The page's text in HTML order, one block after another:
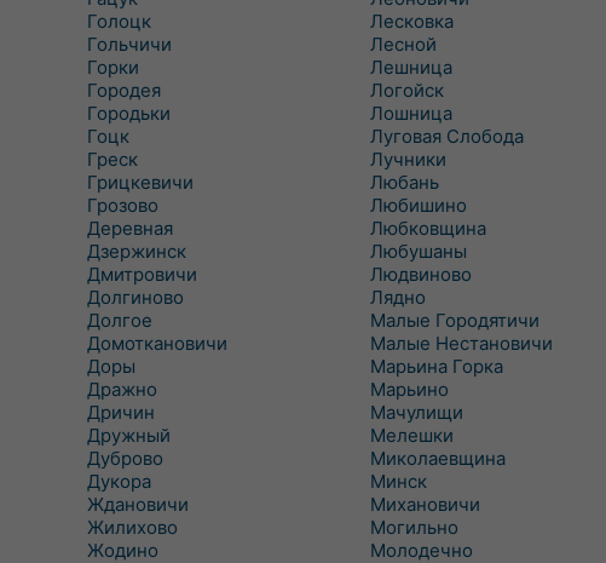
Голоцк
Гольчичи
Горки
Городея
Городьки
Гоцк
Греск
Грицкевичи
Грозово
Деревная
Дзержинск
Дмитровичи
Долгиново
Долгое
Домоткановичи
Доры
Дражно
Дричин
Дружный
Дуброво
Дукора
Ждановичи
Жилихово
Жодино
Лесковка
Лесной
Лешница
Логойск
Лошница
Луговая Слобода
Лучники
Любань
Любишино
Любковщина
Любушаны
Людвиново
Лядно
Малые Городятичи
Малые Нестановичи
Марьина Горка
Марьино
Мачулищи
Мелешки
Миколаевщина
Минск
Михановичи
Могильно
Молодечно